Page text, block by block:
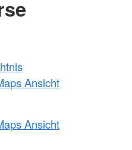
Ansicht
Ansicht